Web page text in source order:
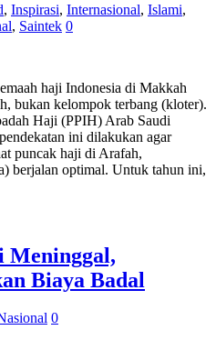
, Inspirasi, Internasional, Islami,
, Saintek 0
haji Indonesia di Makkah
bukan kelompok terbang (kloter).
Haji (PPIH) Arab Saudi
ini dilakukan agar
puncak haji di Arafah,
berjalan optimal. Untuk tahun ini,
Meninggal,
Biaya Badal
0